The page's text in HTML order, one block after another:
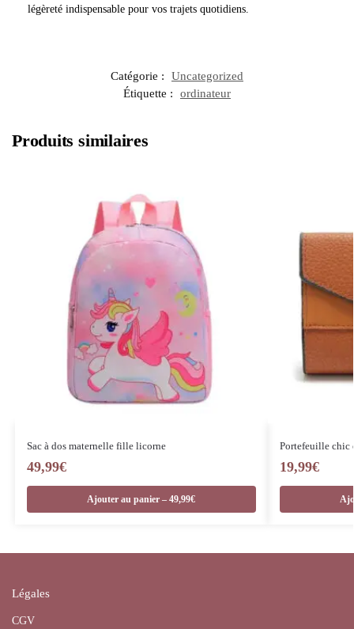
légèreté indispensable pour vos trajets quotidiens.
Catégorie :
Uncategorized
Étiquette :
ordinateur
Produits similaires
Sac à dos maternelle fille licorne
49,99€
Ajouter au panier – 49,99€
Portefeuille chic
19,99€
Légales
CGV